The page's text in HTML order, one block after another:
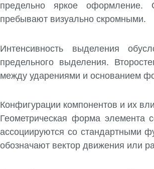
предельно яркое оформление.
пребывают визуально скромными.
Интенсивность выделения
предельного выделения.
между ударениями и основанием
Конфигурации компонентов и их
Геометрическая форма элемента
ассоциируются со стандартными
обозначают вектор движения или